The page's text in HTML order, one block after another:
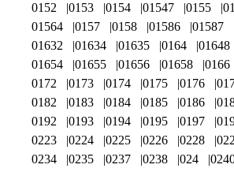
0152
0153 0154 01547 0155
01564
0157 0158 01586 01587
01632
01634 01635 0164 01648
01654
01655 01656 01658 0166
0172
0173 0174 0175 0176
0182
0183 0184 0185 0186
0192
0193 0194 0195 0197
0223
0224 0225 0226 0228
0234
0235 0237 0238 024